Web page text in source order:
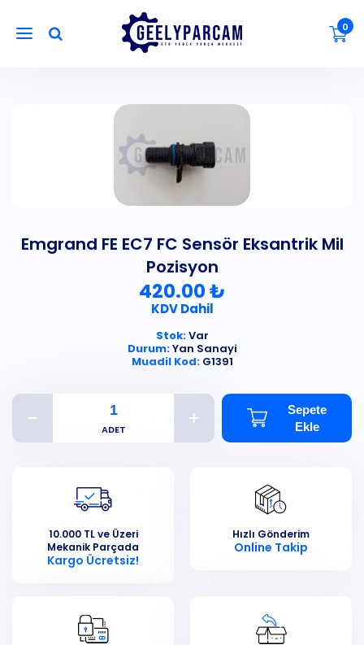
0
Emgrand FE EC7 FC Sensör Eksantrik Mil
Pozisyon
420.00 ₺
KDV Dahil
Stok:Var
Durum:Yan Sanayi
Muadil Kod:G1391
Sepete
Ekle
10.000 TL ve Üzeri
Mekanik Parçada
Kargo Ücretsiz!
Hızlı Gönderim
Online Takip